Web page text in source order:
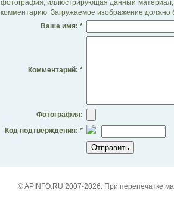
фотография, иллюстрирующая данный материал,
комментарию. Загружаемое изображение должно
Ваше имя: *
Комментарий: *
Фотография:
Код подтверждения: *
© APINFO.RU 2007-2026. При перепечатке